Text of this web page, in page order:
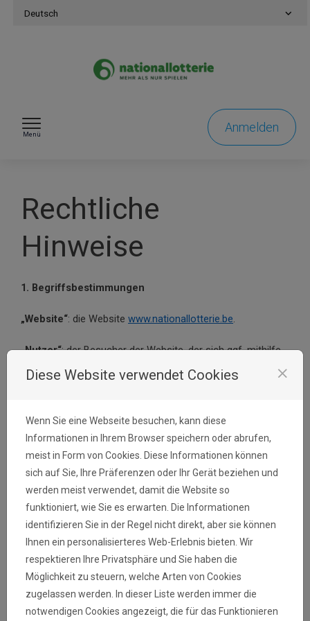
Zum Inhalt springen
Deutsch
Menü
Anmelden
Rechtliche
Hinweise
1. Begriffsbestimmungen
„Website“: die Website www.nationallotterie.be.
„Nutzer“: der Besucher der Website, der sich ggf. mithilfe
eines verfügbaren Formulars auf der Website registrieren
„Daten der Nationallotterie“: alles, was auf der Website
erscheint, insbesondere Inhalte, Daten, Slogans,
Erwähnungen, Datenbanken, Grafiken, Statistiken, Fotos,
Bilder, Porträts, Illustrationen, Zeichnungen, Logos,
Bildmarken, Wortmarken, Töne, Filme, Animationsserien,
Reproduktionen, Ideen, Konzepte etc.
2. Eigentum und Hosting
Die Website gehört der Nationallotterie, einer öffentlich-
rechtlichen Aktiengesellschaft, die durch das Gesetz vom
Diese Website verwendet Cookies close
Wenn Sie eine Webseite besuchen, kann diese
Informationen in Ihrem Browser speichern oder abrufen,
meist in Form von Cookies. Diese Informationen können
sich auf Sie, Ihre Präferenzen oder Ihr Gerät beziehen und
werden meist verwendet, damit die Website so
funktioniert, wie Sie es erwarten. Die Informationen
identifizieren Sie in der Regel nicht direkt, aber sie können
Ihnen ein personalisierteres Web-Erlebnis bieten. Wir
respektieren Ihre Privatsphäre und Sie haben die
Möglichkeit zu steuern, welche Arten von Cookies
zugelassen werden. In dieser Liste werden immer die
notwendigen Cookies angezeigt, die für das Funktionieren